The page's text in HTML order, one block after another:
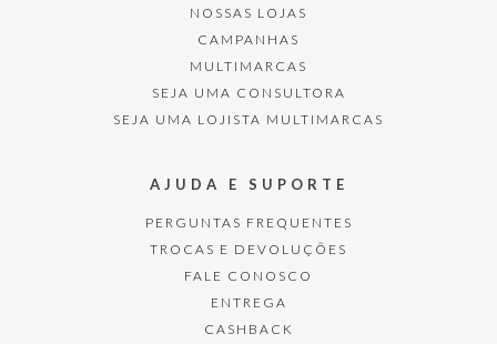
NOSSAS LOJAS
CAMPANHAS
MULTIMARCAS
SEJA UMA CONSULTORA
SEJA UMA LOJISTA MULTIMARCAS
AJUDA E SUPORTE
PERGUNTAS FREQUENTES
TROCAS E DEVOLUÇÕES
FALE CONOSCO
ENTREGA
CASHBACK